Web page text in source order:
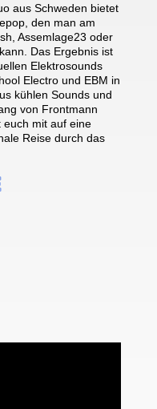
aus Schweden bietet
den man am
Assemlage23 oder
Das Ergebnis ist
Elektrosounds
Electro und EBM in
kühlen Sounds und
von Frontmann
euch mit auf eine
Reise durch das